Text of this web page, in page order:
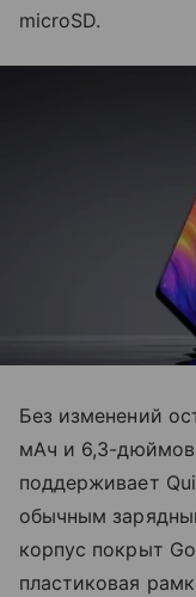
microSD.
Без изменений
мАч и 6,3-
поддерживает
обычным
корпус покрыт
пластиковая